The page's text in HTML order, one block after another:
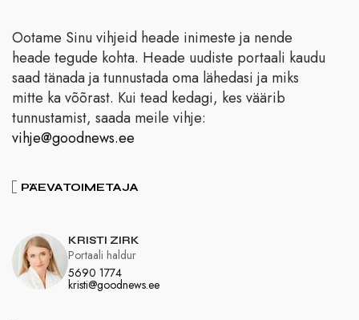
Ootame Sinu vihjeid heade inimeste ja nende
heade tegude kohta. Heade uudiste portaali kaudu
saad tänada ja tunnustada oma lähedasi ja miks
mitte ka võõrast. Kui tead kedagi, kes väärib
tunnustamist, saada meile vihje:
vihje@goodnews.ee
PÄEVATOIMETAJA
KRISTI ZIRK
5690 1774
kristi@goodnews.ee
Portaali haldur